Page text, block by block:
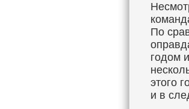
По
годом
этого
и в